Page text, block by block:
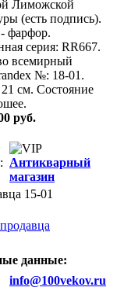
Лиможской
(есть подпись).
фарфор.
серия: RR667.
всемирный
№: 18-01.
см. Состояние
руб.
Антикварный
магазин
15-01
данные:
info@100vekov.ru